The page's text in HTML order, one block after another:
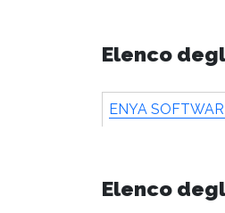
Elenco
ENYA
Elenco